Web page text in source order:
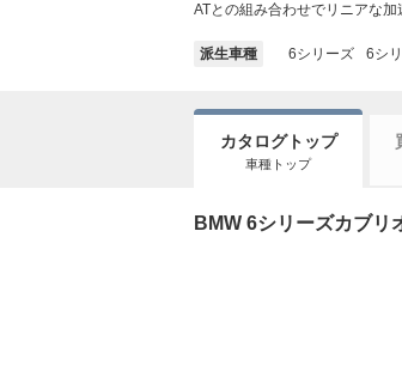
ATとの組み合わせでリニアな加
派生車種 6シリーズ 6シ
カタログトップ
車種トップ
BMW 6シリーズカブリ